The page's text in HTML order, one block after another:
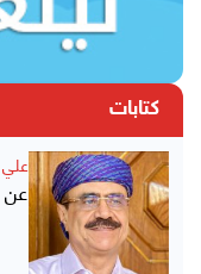
كتابات
علي